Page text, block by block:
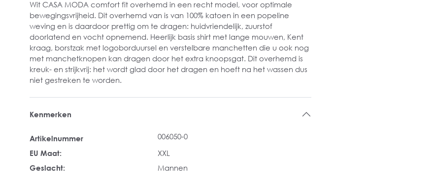
Wit CASA MODA comfort fit overhemd in een recht model, voor optimale
bewegingsvrijheid. Dit overhemd van is van 100% katoen in een popeline
weving en is daardoor prettig om te dragen: huidvriendelijk, zuurstof
doorlatend en vocht opnemend. Heerlijk basis shirt met lange mouwen, Kent
kraag, borstzak met logoborduursel en verstelbare manchetten die u ook nog
met manchetknopen kan dragen door het extra knoopsgat. Dit overhemd is
kreuk- en strijkvrij: het wordt glad door het dragen en hoeft na het wassen dus
niet gestreken te worden.
Kenmerken
Artikelnummer
006050-0
EU Maat:
XXL
Geslacht:
Mannen